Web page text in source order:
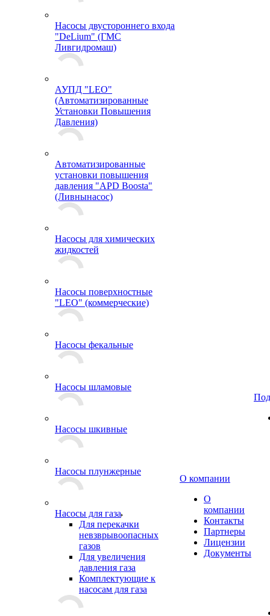
Насосы двустороннего входа
"DeLium" (ГМС
Ливгидромаш)
АУПД "LEO"
(Автоматизированные
Установки Повышения
Давления)
Автоматизированные
установки повышения
давления "APD Boosta"
(Ливнынасос)
Насосы для химических
жидкостей
Насосы поверхностные
"LEO" (коммерческие)
Насосы фекальные
Насосы шламовые
Насосы шкивные
Насосы плунжерные
Насосы для газа
Для перекачки
невзврывоопасных
газов
Для увеличения
давления газа
Комплектующие к
насосам для газа
О компании
О
компании
Контакты
Партнеры
Лицензии
Документы